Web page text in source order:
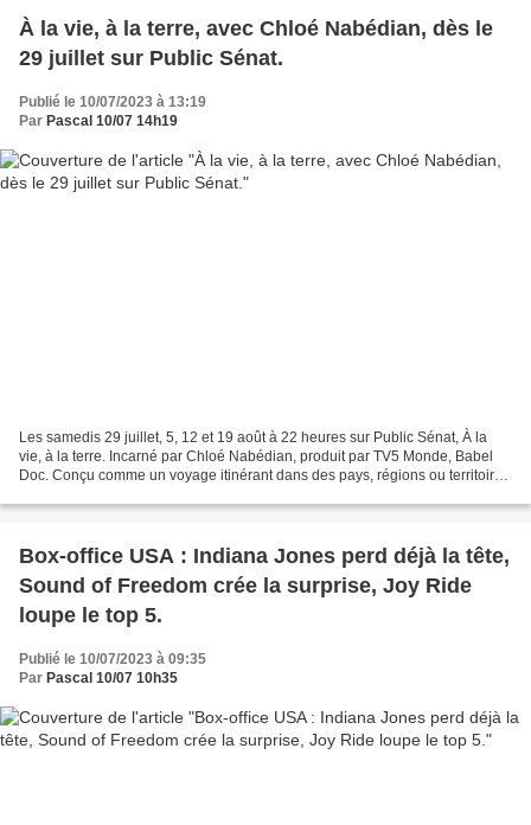
À la vie, à la terre, avec Chloé Nabédian, dès le
29 juillet sur Public Sénat.
Publié le 10/07/2023 à 13:19
Par Pascal 10/07 14h19
Les samedis 29 juillet, 5, 12 et 19 août à 22 heures sur Public Sénat, À la
vie, à la terre. Incarné par Chloé Nabédian, produit par TV5 Monde, Babel
Doc. Conçu comme un voyage itinérant dans des pays, régions ou territoires
Box-office USA : Indiana Jones perd déjà la tête,
Sound of Freedom crée la surprise, Joy Ride
loupe le top 5.
Publié le 10/07/2023 à 09:35
Par Pascal 10/07 10h35